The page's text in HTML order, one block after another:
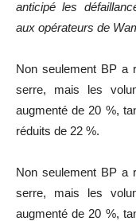
anticipé les
aux opérateurs de
Non seulement BP a
serre, mais les
augmenté de 20 %,
réduits de 22 %.
Non seulement BP a
serre, mais les
augmenté de 20 %,